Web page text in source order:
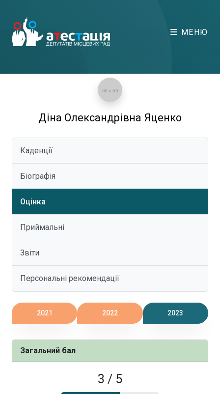
МЕНЮ
Діна Олександрівна Яценко
Каденції
Біографія
Оцінка
Приймальні
Звіти
Персональні рекомендації
2021 2022 2023
Загальний бал
3 / 5